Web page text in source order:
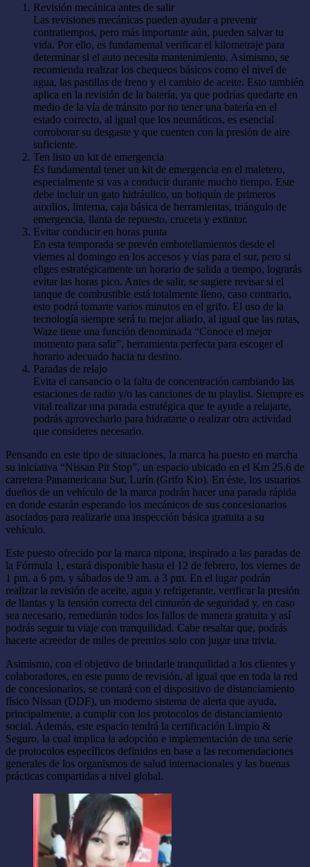
Revisión mecánica antes de salir
Las revisiones mecánicas pueden ayudar a prevenir
contratiempos, pero más importante aún, pueden salvar tu
vida. Por ello, es fundamental verificar el kilometraje para
determinar si el auto necesita mantenimiento. Asimismo, se
recomienda realizar los chequeos básicos como el nivel de
agua, las pastillas de freno y el cambio de aceite. Esto también
aplica en la revisión de la batería, ya que podrías quedarte en
medio de la vía de tránsito por no tener una batería en el
estado correcto, al igual que los neumáticos, es esencial
corroborar su desgaste y que cuenten con la presión de aire
suficiente.
Ten listo un kit de emergencia
Es fundamental tener un kit de emergencia en el maletero,
especialmente si vas a conducir durante mucho tiempo. Este
debe incluir un gato hidráulico, un botiquín de primeros
auxilios, linterna, caja básica de herramientas, triángulo de
emergencia, llanta de repuesto, cruceta y extintor.
Evitar conducir en horas punta
En esta temporada se prevén embotellamientos desde el
viernes al domingo en los accesos y vías para el sur, pero si
eliges estratégicamente un horario de salida a tiempo, lograrás
evitar las horas pico. Antes de salir, se sugiere revisar si el
tanque de combustible está totalmente lleno, caso contrario,
esto podrá tomarte varios minutos en el grifo. El uso de la
tecnología siempre será tu mejor aliado, al igual que las rutas,
Waze tiene una función denominada “Conoce el mejor
momento para salir”, herramienta perfecta para escoger el
horario adecuado hacia tu destino.
Paradas de relajo
Evita el cansancio o la falta de concentración cambiando las
estaciones de radio y/o las canciones de tu playlist. Siempre es
vital realizar una parada estratégica que te ayude a relajarte,
podrás aprovecharlo para hidratarte o realizar otra actividad
que consideres necesario.
Pensando en este tipo de situaciones, la marca ha puesto en marcha
su iniciativa “Nissan Pit Stop”, un espacio ubicado en el Km 25.6 de
carretera Panamericana Sur, Lurín (Grifo Kio). En éste, los usuarios
dueños de un vehículo de la marca podrán hacer una parada rápida
en donde estarán esperando los mecánicos de sus concesionarios
asociados para realizarle una inspección básica gratuita a su
vehículo.
Este puesto ofrecido por la marca nipona, inspirado a las paradas de
la Fórmula 1, estará disponible hasta el 12 de febrero, los viernes de
1 pm. a 6 pm. y sábados de 9 am. a 3 pm. En el lugar podrán
realizar la revisión de aceite, agua y refrigerante, verificar la presión
de llantas y la tensión correcta del cinturón de seguridad y, en caso
sea necesario, remediarán todos los fallos de manera gratuita y así
podrás seguir tu viaje con tranquilidad. Cabe resaltar que, podrás
hacerte acreedor de miles de premios solo con jugar una trivia.
Asimismo, con el objetivo de brindarle tranquilidad a los clientes y
colaboradores, en este punto de revisión, al igual que en toda la red
de concesionarios, se contará con el dispositivo de distanciamiento
físico Nissan (DDF), un moderno sistema de alerta que ayuda,
principalmente, a cumplir con los protocolos de distanciamiento
social. Además, este espacio tendrá la certificación Limpio &
Seguro, la cual implica la adopción e implementación de una serie
de protocolos específicos definidos en base a las recomendaciones
generales de los organismos de salud internacionales y las buenas
prácticas compartidas a nivel global.